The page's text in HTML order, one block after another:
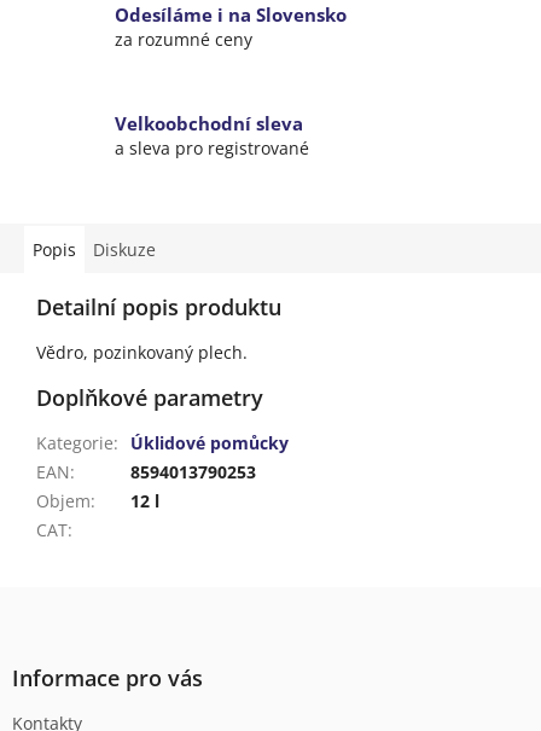
Odesíláme i na Slovensko
za rozumné ceny
Velkoobchodní sleva
a sleva pro registrované
Popis Diskuze
Detailní popis produktu
Vědro, pozinkovaný plech.
Doplňkové parametry
Kategorie:
Úklidové pomůcky
EAN:
8594013790253
Objem:
12 l
CAT:
Informace pro vás
Kontakty